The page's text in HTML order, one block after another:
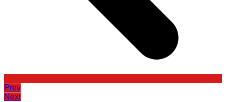
Prev
Next